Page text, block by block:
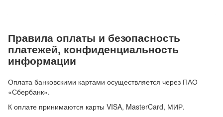
Правила оплаты и безопасность
платежей, конфиденциальность
информации
Оплата банковскими картами осуществляется через ПАО
«Сбербанк».
К оплате принимаются карты VISA, MasterCard, МИР.